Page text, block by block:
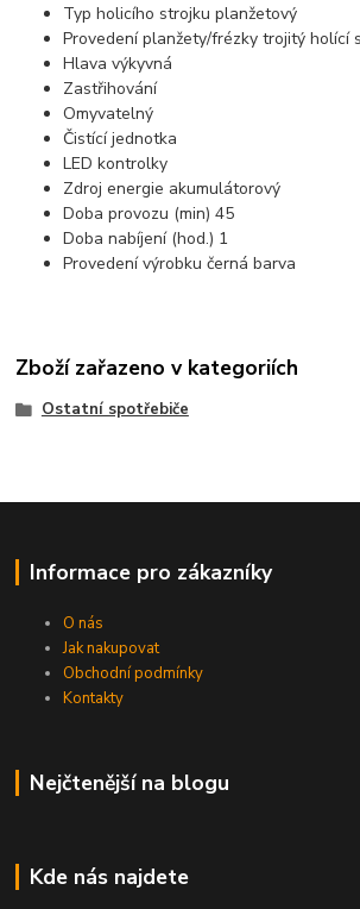
Typ holicího strojku planžetový
Provedení planžety/frézky trojitý holící
Hlava výkyvná
Zastřihování
Omyvatelný
Čistící jednotka
LED kontrolky
Zdroj energie akumulátorový
Doba provozu (min) 45
Doba nabíjení (hod.) 1
Provedení výrobku černá barva
Zboží zařazeno v kategoriích
Ostatní spotřebiče
Informace pro zákazníky
O nás
Jak nakupovat
Obchodní podmínky
Kontakty
Nejčtenější na blogu
Kde nás najdete